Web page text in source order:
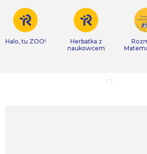
Halo, tu ZOO!
Herbatka z
naukowcem